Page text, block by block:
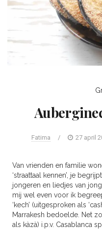
Fatima / 27 april
Van vrienden en familie
‘straattaal kennen’, je
jongeren en liedjes van
mij wel even voor ik
‘kech’ (uitgesproken als
Marrakesh bedoelde. Net
als kàzà) i.p.v. Casablanca